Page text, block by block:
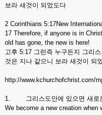
보라 새것이 되었도다
2 Corinthians 5:17New
17 Therefore, if anyone is in
old has gone, the new is here!
고후 5:17 그런즉 누구든지 그리
것은 지나 같으니 보라 새것이 되
http://www.kchurchofchrist.com/
1. 그리스도안에 있으면 새로
We become a new creation when